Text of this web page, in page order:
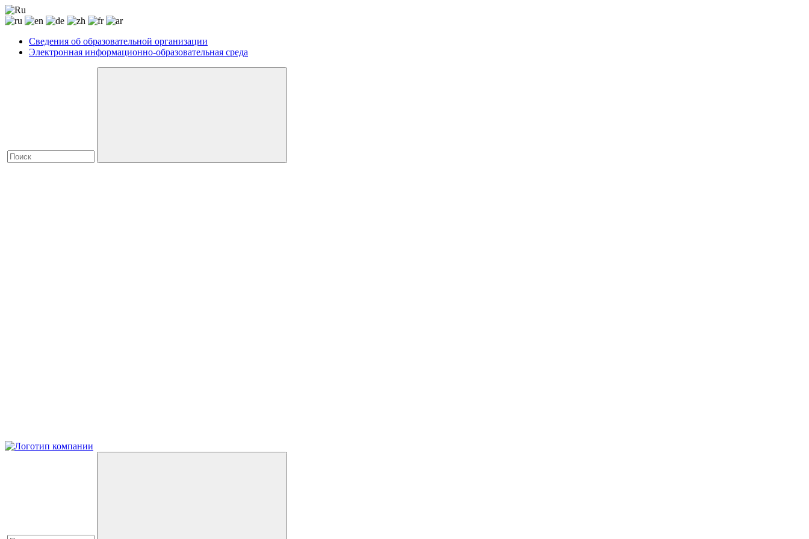
Сведения об образовательной организации
Электронная информационно-образовательная среда